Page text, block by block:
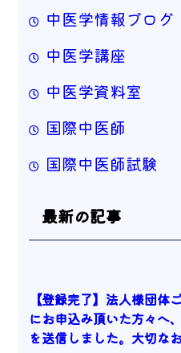
中医学情報ブログ
中医学講座
中医学資料室
国際中医師
国際中医師試験
最新の記事
【登録完了】法人様団体
にお申込み頂いた方々へ
を送信しました。大切な